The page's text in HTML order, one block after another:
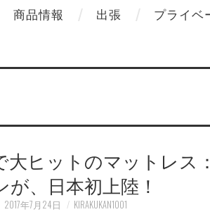
商品情報 出張 プライベ
ヒットのマットレス
が、日本初上陸！
2017年7月24日 KIRAKUKAN1001